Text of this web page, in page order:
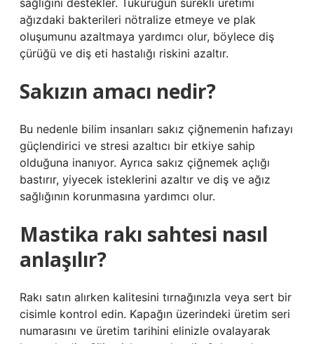
sağlığını destekler. Tükürüğün sürekli üretimi
ağızdaki bakterileri nötralize etmeye ve plak
oluşumunu azaltmaya yardımcı olur, böylece diş
çürüğü ve diş eti hastalığı riskini azaltır.
Sakızın amacı nedir?
Bu nedenle bilim insanları sakız çiğnemenin hafızayı
güçlendirici ve stresi azaltıcı bir etkiye sahip
olduğuna inanıyor. Ayrıca sakız çiğnemek açlığı
bastırır, yiyecek isteklerini azaltır ve diş ve ağız
sağlığının korunmasına yardımcı olur.
Mastika rakı sahtesi nasıl
anlaşılır?
Rakı satın alırken kalitesini tırnağınızla veya sert bir
cisimle kontrol edin. Kapağın üzerindeki üretim seri
numarasını ve üretim tarihini elinizle ovalayarak